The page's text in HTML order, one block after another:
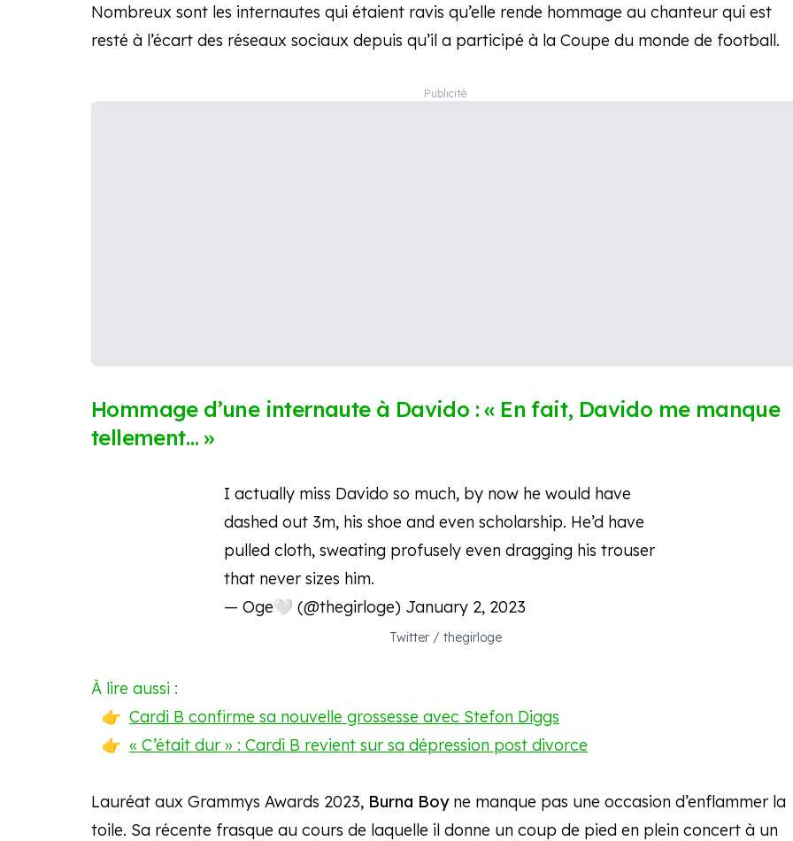
Nombreux sont les internautes qui étaient ravis qu’elle rende hommage au chanteur qui est
resté à l’écart des réseaux sociaux depuis qu’il a participé à la Coupe du monde de football.
Hommage d’une internaute à Davido : « En fait, Davido me manque
tellement… »
I actually miss Davido so much, by now he would have
dashed out 3m, his shoe and even scholarship. He’d have
pulled cloth, sweating profusely even dragging his trouser
that never sizes him.
— Oge🤍 (@thegirloge) January 2, 2023
Twitter / thegirloge
Lauréat aux Grammys Awards 2023, Burna Boyne manque pas une occasion d’enflammer la
toile. Sa récente frasque au cours de laquelle il donne un coup de pied en plein concert à un
À lire aussi :
Cardi B confirme sa nouvelle grossesse avec Stefon Diggs
« C’était dur » : Cardi B revient sur sa dépression post divorce